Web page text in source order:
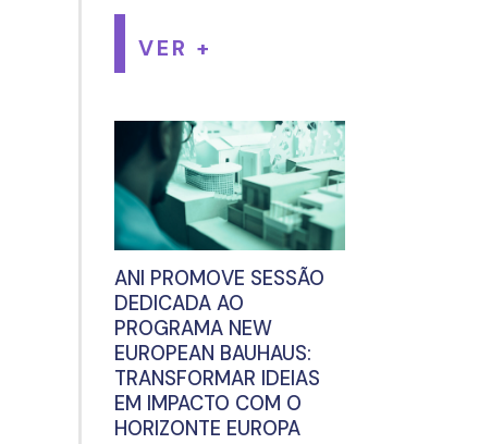
VER +
ANI PROMOVE SESSÃO
DEDICADA AO
PROGRAMA NEW
EUROPEAN BAUHAUS:
TRANSFORMAR IDEIAS
EM IMPACTO COM O
HORIZONTE EUROPA